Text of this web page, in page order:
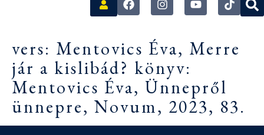
vers: Mentovics Éva, Merre
jár a kislibád? könyv:
Mentovics Éva, Ünnepről
ünnepre, Novum, 2023, 83.